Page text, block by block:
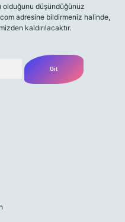
olduğunu düşündüğünüz
adresine bildirmeniz halinde,
kaldırılacaktır.